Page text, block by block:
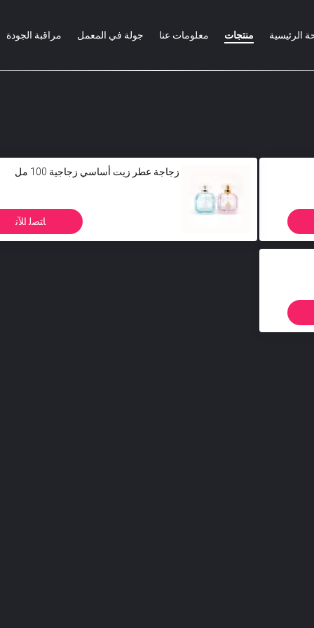
الرئيسية منتجات معلومات عنا جولة في المعمل مراقبة الجودة
زجاجة عطر زيت أساسي زجاجية 100 مل
ﺎﺘﺼﻟ ﺍﻶﻧ